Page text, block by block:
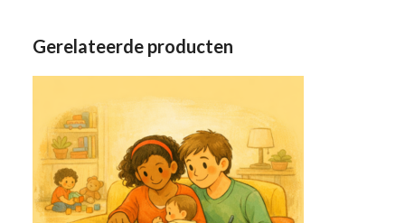
Gerelateerde producten